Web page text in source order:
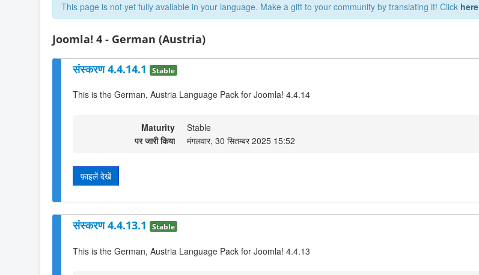
This page is not yet fully available in your language. Make a gift to your community by translating it! Click here
Joomla! 4 - German (Austria)
संस्करण 4.4.14.1 Stable
This is the German, Austria Language Pack for Joomla! 4.4.14
Maturity
Stable
पर जारी किया
मंगलवार, 30 सितम्बर 2025 15:52
फ़ाइलें देखें
संस्करण 4.4.13.1 Stable
This is the German, Austria Language Pack for Joomla! 4.4.13